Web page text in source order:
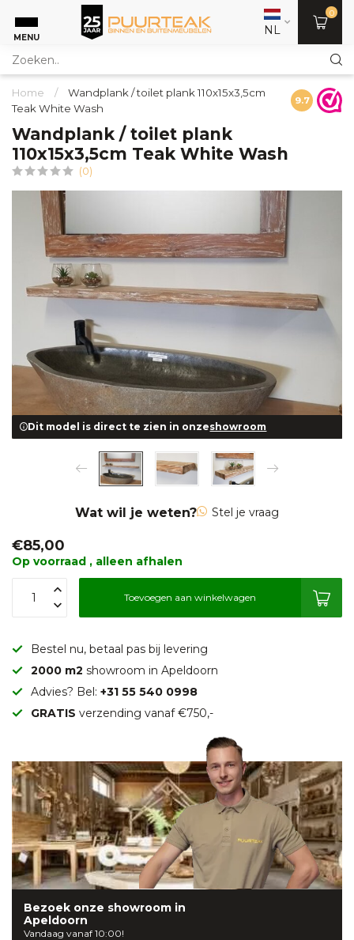
MENU NL
0
Home /
Wandplank / toilet plank 110x15x3,5cm
Teak White Wash
9.7
Wandplank / toilet plank
110x15x3,5cm Teak White Wash
(0)
Dit model is direct te zien in onzeshowroom
Wat wil je weten? Stel je vraag
€85,00
Op voorraad , alleen afhalen
Toevoegen aan winkelwagen
Bestel nu, betaal pas bij levering
2000 m2 showroom in Apeldoorn
Advies? Bel: +31 55 540 0998
GRATIS verzending vanaf €750,-
Bezoek onze showroom in
Apeldoorn
Vandaag vanaf 10:00!